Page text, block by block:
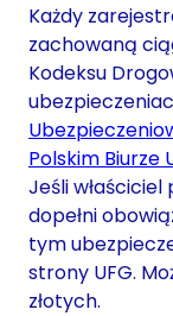
Każdy
zachowaną
Kodeksu
Polskim Biurze
Jeśli
dopełni
tym
strony UFG.
złotych.